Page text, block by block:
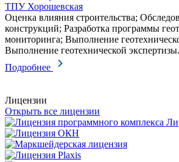
ТПУ Хорошевская
Оценка влияния строительства;
конструкций; Разработка программы
мониторинга; Выполнение
Выполнение геотехнической экспертизы.
Подробнее
Лицензии
Открыть все лицензии